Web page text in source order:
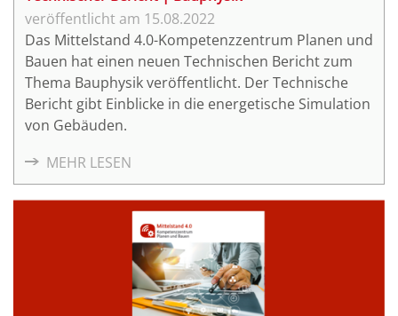
15.08.2022
Das Mittelstand 4.0-Kompetenzzentrum Planen und
Bauen hat einen neuen Technischen Bericht zum
Thema Bauphysik veröffentlicht. Der Technische
Bericht gibt Einblicke in die energetische Simulation
von Gebäuden.
MEHR LESEN